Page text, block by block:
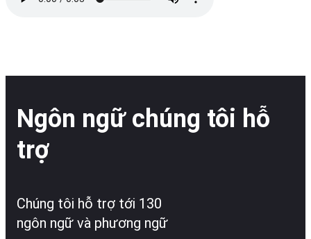
Ngôn ngữ chúng tôi hỗ
trợ
Chúng tôi hỗ trợ tới 130
ngôn ngữ và phương ngữ